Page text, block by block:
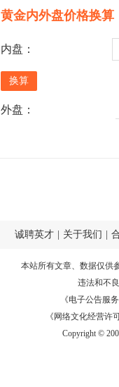
黄金内外盘价格换算
内盘：
外盘：
诚聘英才 关于我们
本站所有文章、数据仅供
违法和不
《电子公告服务
《网络文化经营许
Copyright ©